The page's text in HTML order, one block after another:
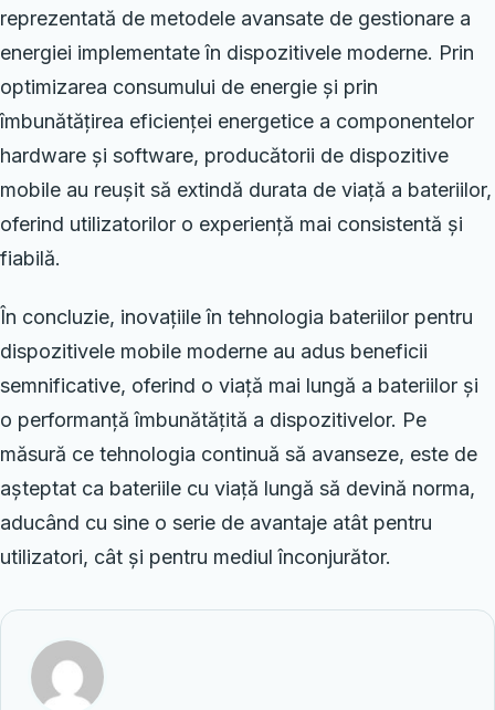
reprezentată de metodele avansate de gestionare a
energiei implementate în dispozitivele moderne. Prin
optimizarea consumului de energie și prin
îmbunătățirea eficienței energetice a componentelor
hardware și software, producătorii de dispozitive
mobile au reușit să extindă durata de viață a bateriilor,
oferind utilizatorilor o experiență mai consistentă și
fiabilă.
În concluzie, inovațiile în tehnologia bateriilor pentru
dispozitivele mobile moderne au adus beneficii
semnificative, oferind o viață mai lungă a bateriilor și
o performanță îmbunătățită a dispozitivelor. Pe
măsură ce tehnologia continuă să avanseze, este de
așteptat ca bateriile cu viață lungă să devină norma,
aducând cu sine o serie de avantaje atât pentru
utilizatori, cât și pentru mediul înconjurător.